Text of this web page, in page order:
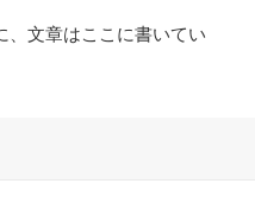
文章はここに書いてい